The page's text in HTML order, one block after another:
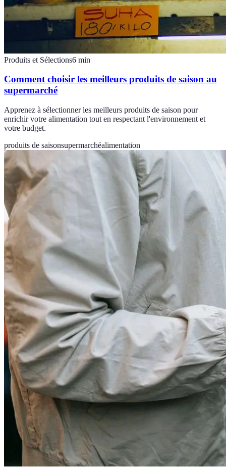
Produits et Sélections6 min
Comment choisir les meilleurs produits de saison au
supermarché
Apprenez à sélectionner les meilleurs produits de saison pour
enrichir votre alimentation tout en respectant l'environnement et
votre budget.
produits de saisonsupermarchéalimentation